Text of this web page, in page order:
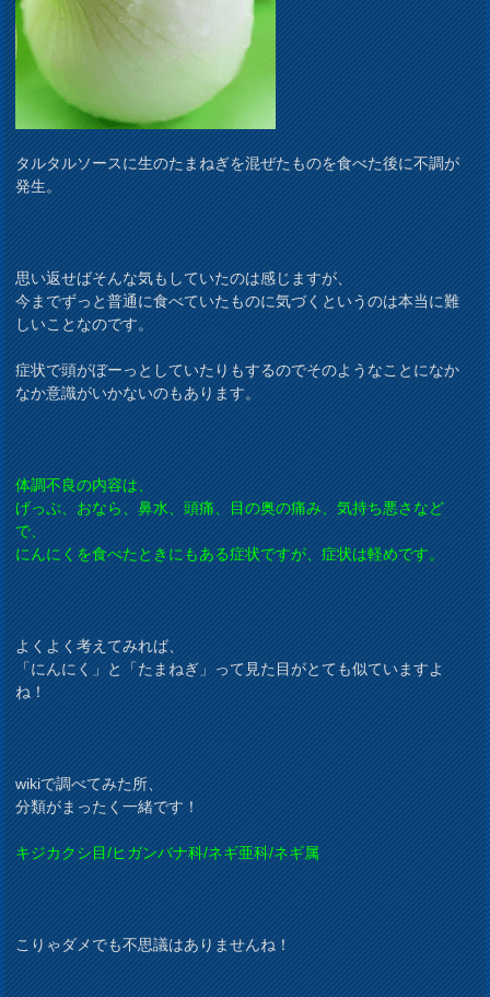
タルタルソースに生のたまねぎを混ぜたものを食べた後に不調が
発生。
思い返せばそんな気もしていたのは感じますが、
今までずっと普通に食べていたものに気づくというのは本当に難
しいことなのです。
症状で頭がぼーっとしていたりもするのでそのようなことになか
なか意識がいかないのもあります。
体調不良の内容は、
げっぷ、おなら、鼻水、頭痛、目の奥の痛み、気持ち悪さなど
で、
にんにくを食べたときにもある症状ですが、症状は軽めです。
よくよく考えてみれば、
「にんにく」と「たまねぎ」って見た目がとても似ていますよ
ね！
wikiで調べてみた所、
分類がまったく一緒です！
キジカクシ目/ヒガンバナ科/ネギ亜科/ネギ属
こりゃダメでも不思議はありませんね！